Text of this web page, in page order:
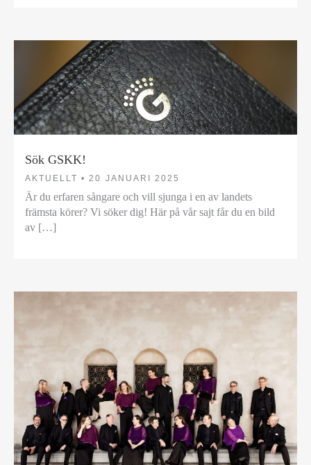
Sök GSKK!
AKTUELLT • 20 JANUARI 2025
Är du erfaren sångare och vill sjunga i en av landets
främsta körer? Vi söker dig! Här på vår sajt får du en bild
av […]